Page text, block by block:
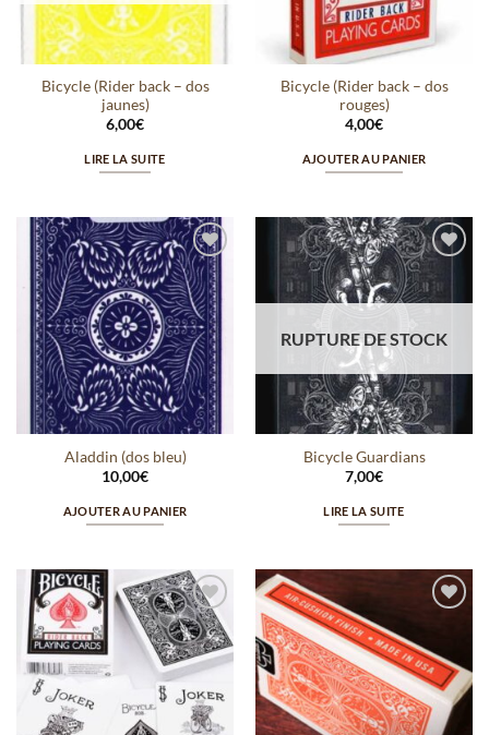
Bicycle (Rider back – dos
jaunes)
6,00€
LIRE LA SUITE
Bicycle (Rider back – dos
rouges)
4,00€
AJOUTER AU PANIER
Ajouter
à la
wishlist
Aladdin (dos bleu)
10,00€
AJOUTER AU PANIER
Ajouter
à la
wishlist
RUPTURE DE STOCK
Bicycle Guardians
7,00€
LIRE LA SUITE
Ajouter
à la
wishlist
wishlist